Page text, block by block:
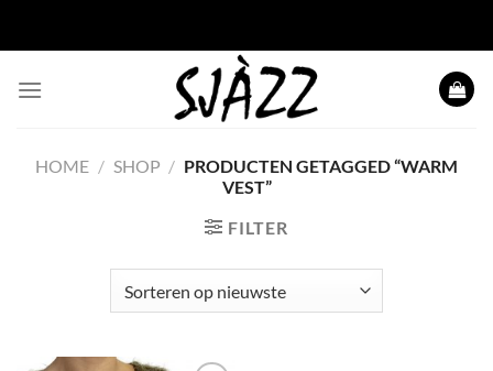
HOME / SHOP / PRODUCTEN GETAGGED “WARM
VEST”
FILTER